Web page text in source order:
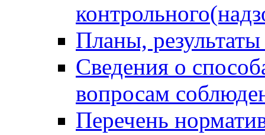
Планы,
Сведения о
вопросам
Перечень